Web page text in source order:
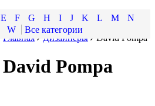
E F G H I J K L M
N
W
Все категории
Главная
Дизайнеры David Pompa
David Pompa